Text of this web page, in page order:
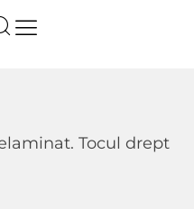
Tocul drept